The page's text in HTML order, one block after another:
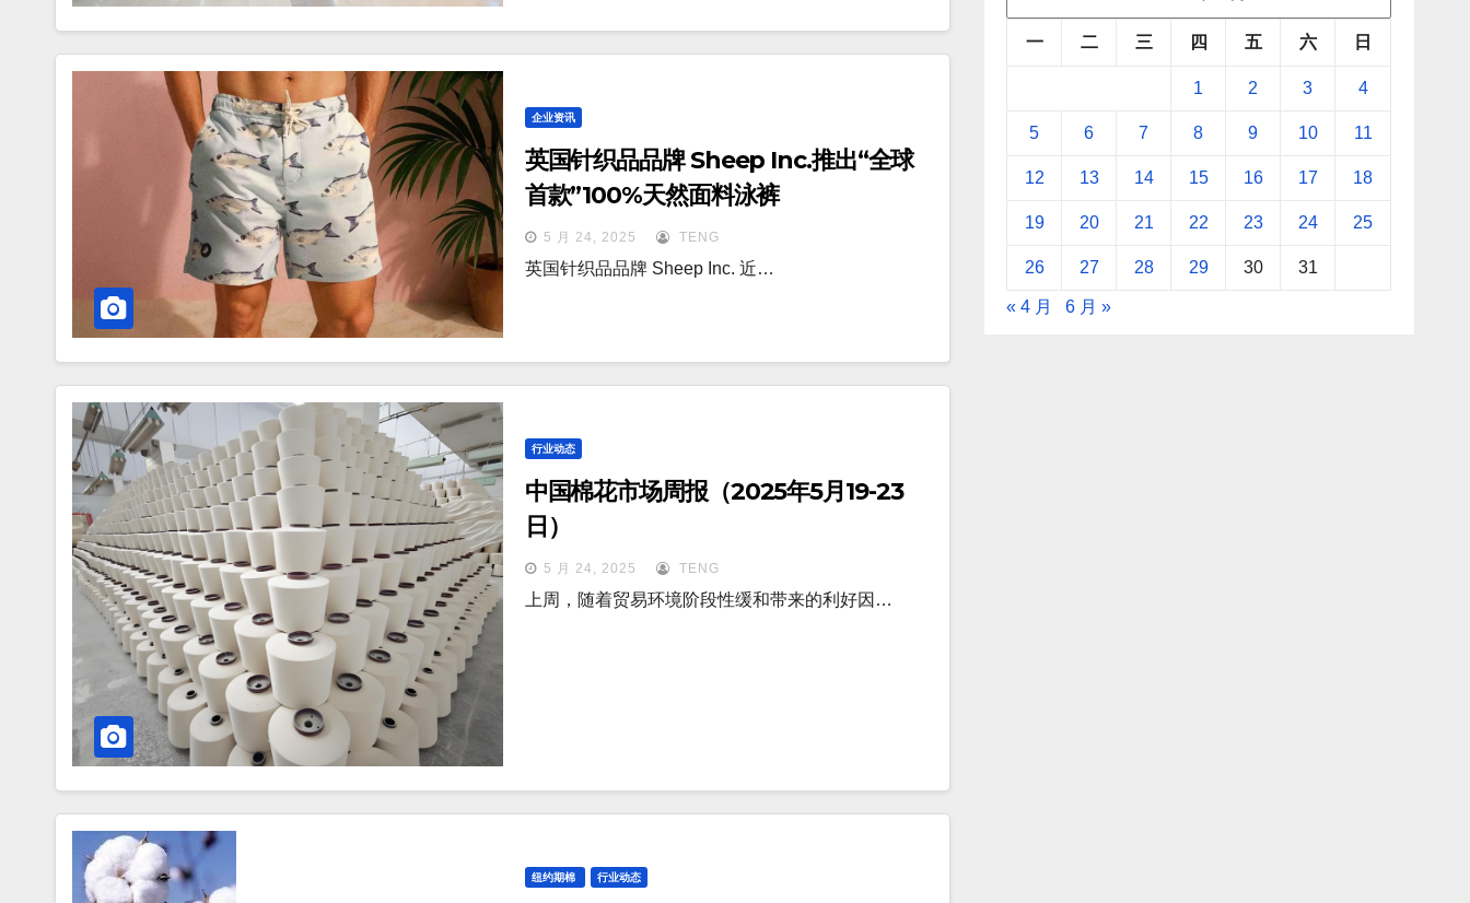
企业资讯
英国针织品品牌 Sheep Inc.推出“全球
首款”100%天然面料泳裤
5 月 24, 2025 TENG
英国针织品品牌 Sheep Inc. 近…
行业动态
中国棉花市场周报（2025年5月19-23
日）
5 月 24, 2025 TENG
上周，随着贸易环境阶段性缓和带来的利好因…
纽约期棉 行业动态
一 二 三 四 五 六 日
1 2 3 4
5 6 7 8 9 10 11
12 13 14 15 16 17 18
19 20 21 22 23 24 25
26 27 28 29 30 31
« 4 月 6 月 »